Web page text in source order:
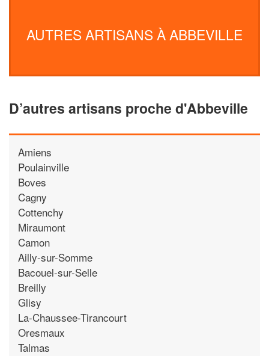
AUTRES ARTISANS À ABBEVILLE
D’autres artisans proche d'Abbeville
Amiens
Poulainville
Boves
Cagny
Cottenchy
Miraumont
Camon
Ailly-sur-Somme
Bacouel-sur-Selle
Breilly
Glisy
La-Chaussee-Tirancourt
Oresmaux
Talmas